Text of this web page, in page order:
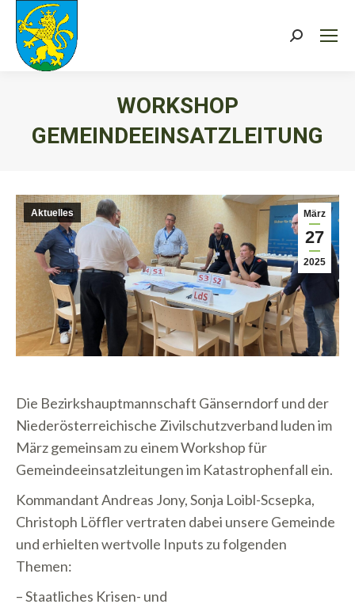
Search:
WORKSHOP
GEMEINDEEINSATZLEITUNG
März
27
2025
Aktuelles
Die Bezirkshauptmannschaft Gänserndorf und der
Niederösterreichische Zivilschutzverband luden im
März gemeinsam zu einem Workshop für
Gemeindeeinsatzleitungen im Katastrophenfall ein.
Kommandant Andreas Jony, Sonja Loibl-Scsepka,
Christoph Löffler vertraten dabei unsere Gemeinde
und erhielten wertvolle Inputs zu folgenden
Themen:
– Staatliches Krisen- und